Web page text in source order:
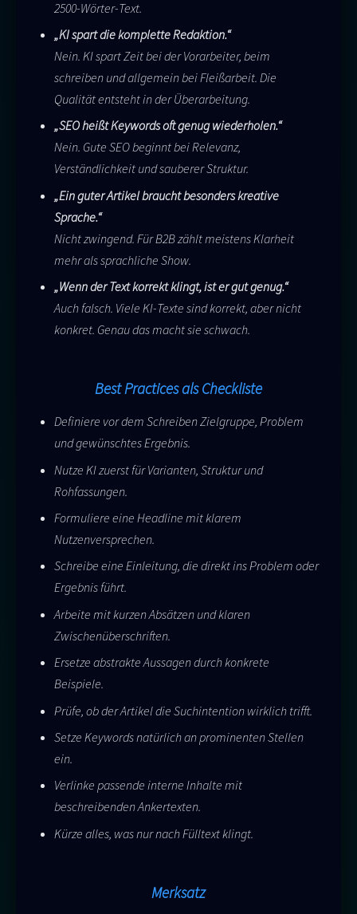
2500-Wörter-Text.
„KI spart die komplette Redaktion.“
Nein. KI spart Zeit bei der Vorarbeiter, beim
schreiben und allgemein bei Fleißarbeit. Die
Qualität entsteht in der Überarbeitung.
„SEO heißt Keywords oft genug wiederholen.“
Nein. Gute SEO beginnt bei Relevanz,
Verständlichkeit und sauberer Struktur.
„Ein guter Artikel braucht besonders kreative
Sprache.“
Nicht zwingend. Für B2B zählt meistens Klarheit
mehr als sprachliche Show.
„Wenn der Text korrekt klingt, ist er gut genug.“
Auch falsch. Viele KI-Texte sind korrekt, aber nicht
konkret. Genau das macht sie schwach.
Best Practices als Checkliste
Definiere vor dem Schreiben Zielgruppe, Problem
und gewünschtes Ergebnis.
Nutze KI zuerst für Varianten, Struktur und
Rohfassungen.
Formuliere eine Headline mit klarem
Nutzenversprechen.
Schreibe eine Einleitung, die direkt ins Problem oder
Ergebnis führt.
Arbeite mit kurzen Absätzen und klaren
Zwischenüberschriften.
Ersetze abstrakte Aussagen durch konkrete
Beispiele.
Prüfe, ob der Artikel die Suchintention wirklich trifft.
Setze Keywords natürlich an prominenten Stellen
ein.
Verlinke passende interne Inhalte mit
beschreibenden Ankertexten.
Kürze alles, was nur nach Fülltext klingt.
Merksatz